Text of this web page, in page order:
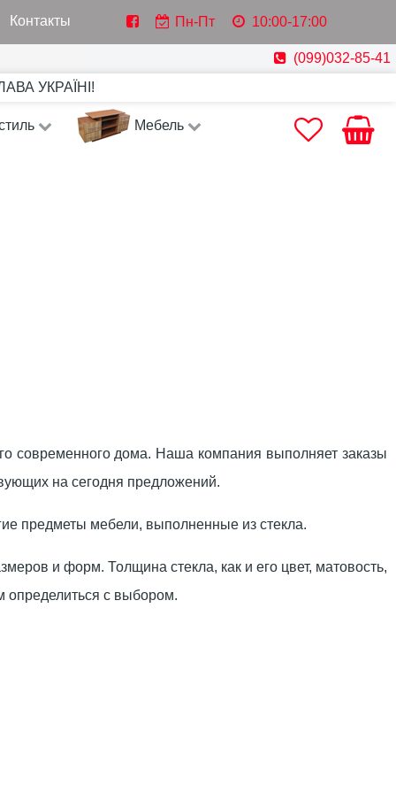
Контакты Пн-Пт 10:00-17:00
(099)032-85-41
УКРАЇНІ!
Мебель
современного дома. Наша компания выполняет заказы
на сегодня предложений.
предметы мебели, выполненные из стекла.
и форм. Толщина стекла, как и его цвет, матовость,
определиться с выбором.